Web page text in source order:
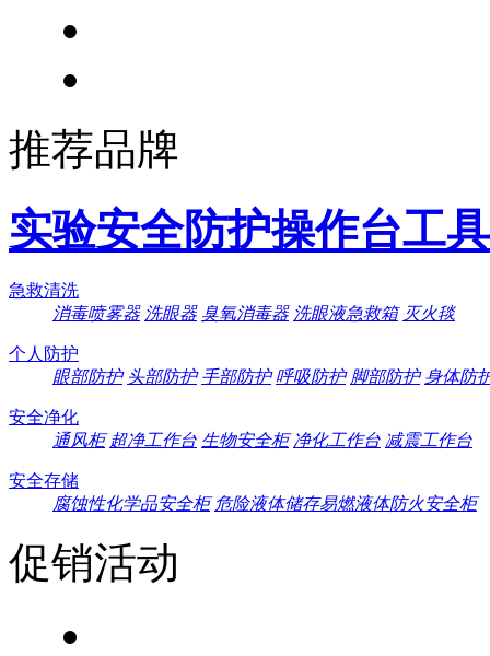
推荐品牌
实验安全防护操作台工具
急救清洗
消毒喷雾器 洗眼器 臭氧消毒器 洗眼液急救箱 灭火毯
个人防护
眼部防护 头部防护 手部防护 呼吸防护 脚部防护 身体防
安全净化
通风柜 超净工作台 生物安全柜 净化工作台 减震工作台
安全存储
腐蚀性化学品安全柜 危险液体储存易燃液体防火安全柜
促销活动